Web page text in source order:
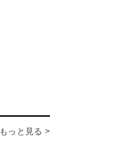
もっと見る >